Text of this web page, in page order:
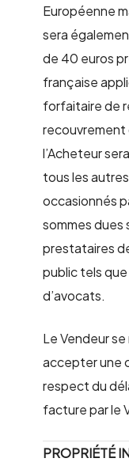
Européenne
sera
de 40 euros
française
forfaitaire de
l’Acheteur
tous les
occasionnés
sommes dues
prestataires
public tels
d’avocats.
Le Vendeur
accepter une
respect du
facture par le
PROPRIÉTÉ